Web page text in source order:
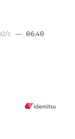
с — 86,48